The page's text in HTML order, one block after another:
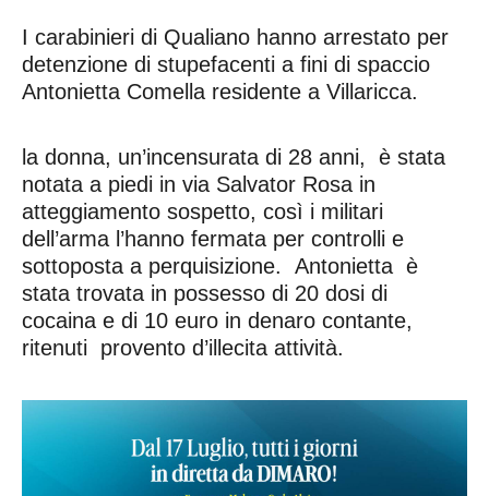
I carabinieri di Qualiano hanno arrestato per
detenzione di stupefacenti a fini di spaccio
Antonietta Comella residente a Villaricca.
la donna, un’incensurata di 28 anni, è stata
notata a piedi in via Salvator Rosa in
atteggiamento sospetto, così i militari
dell’arma l’hanno fermata per controlli e
sottoposta a perquisizione. Antonietta è
stata trovata in possesso di 20 dosi di
cocaina e di 10 euro in denaro contante,
ritenuti provento d’illecita attività.